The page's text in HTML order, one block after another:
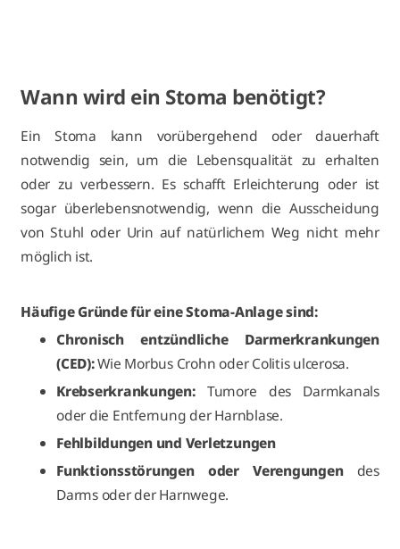
Wann wird ein Stoma benötigt?
Ein Stoma kann vorübergehend oder dauerhaft
notwendig sein, um die Lebensqualität zu erhalten
oder zu verbessern. Es schafft Erleichterung oder ist
sogar überlebensnotwendig, wenn die Ausscheidung
von Stuhl oder Urin auf natürlichem Weg nicht mehr
möglich ist.
Häufige Gründe für eine Stoma-Anlage sind:
Chronisch entzündliche Darmerkrankungen
(CED):Wie Morbus Crohn oder Colitis ulcerosa.
Krebserkrankungen: Tumore des Darmkanals
oder die Entfernung der Harnblase.
Fehlbildungen und Verletzungen
Funktionsstörungen oder Verengungendes
Darms oder der Harnwege.